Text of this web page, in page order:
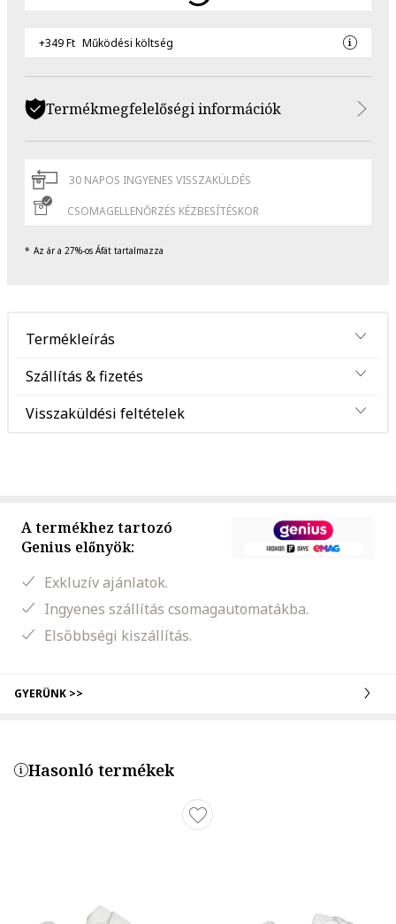
+349 Ft Működési költség
Termékmegfelelőségi információk
30 NAPOS INGYENES VISSZAKÜLDÉS
CSOMAGELLENŐRZÉS KÉZBESÍTÉSKOR
Az ár a 27%-os Áfát tartalmazza
Termékleírás
Szállítás & fizetés
Visszaküldési feltételek
A termékhez tartozó
Genius előnyök:
Exkluzív ajánlatok.
Ingyenes szállítás csomagautomatákba.
Elsőbbségi kiszállítás.
GYERÜNK >>
Hasonló termékek